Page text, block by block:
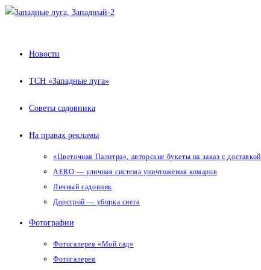
Перейти
Новости
ТСН «Западные луга»
Советы садовника
На правах рекламы
«Цветочная Палитра», авторские букеты на заказ с доставкой
AERO — уличная система уничтожения комаров
Личный садовник
Дорстрой — уборка снега
Фотографии
Фотогалерея «Мой сад»
Фотогалерея